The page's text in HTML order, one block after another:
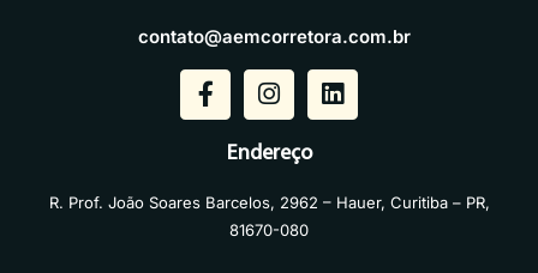
contato@aemcorretora.com.br
Endereço
R. Prof. João Soares Barcelos, 2962 – Hauer, Curitiba – PR,
81670-080